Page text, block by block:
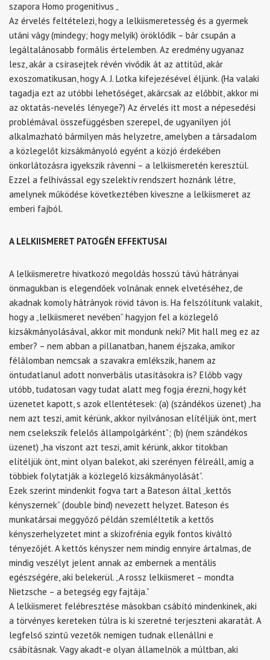
szapora Homo progenitivus „
Az érvelés feltételezi, hogy a lelkiismeretesség és a gyermek
utáni vágy (mindegy; hogy melyik) öröklődik – bár csupán a
legáltalánosabb formális értelemben. Az eredmény ugyanaz
lesz, akár a csírasejtek révén vivődik át az attitűd, akár
exoszomatikusan, hogy A. J. Lotka kifejezésével éljünk. (Ha valaki
tagadja ezt az utóbbi lehetőséget, akárcsak az előbbit, akkor mi
az oktatás-nevelés lényege?) Az érvelés itt most a népesedési
problémával összefüggésben szerepel, de ugyanilyen jól
alkalmazható bármilyen más helyzetre, amelyben a társadalom
a közlegelőt kizsákmányoló egyént a közjó érdekében
önkorlátozásra igyekszik rávenni – a lelkiismeretén keresztül.
Ezzel a felhívással egy szelektív rendszert hoznánk létre,
amelynek működése következtében kiveszne a lelkiismeret az
emberi fajból.
A LELKIISMERET PATOGÉN EFFEKTUSAI
A lelkiismeretre hivatkozó megoldás hosszú távú hátrányai
önmagukban is elegendőek volnának ennek elvetéséhez, de
akadnak komoly hátrányok rövid távon is. Ha felszólítunk valakit,
hogy a „lelkiismeret nevében” hagyjon fel a közlegelő
kizsákmányolásával, akkor mit mondunk neki? Mit hall meg ez az
ember? – nem abban a pillanatban, hanem éjszaka, amikor
félálomban nemcsak a szavakra emlékszik, hanem az
öntudatlanul adott nonverbális utasításokra is? Előbb vagy
utóbb, tudatosan vagy tudat alatt meg fogja érezni, hogy két
üzenetet kapott, s azok ellentétesek: (a) (szándékos üzenet) „ha
nem azt teszi, amit kérünk, akkor nyilvánosan elítéljük önt, mert
nem cselekszik felelős állampolgárként”; (b) (nem szándékos
üzenet) „ha viszont azt teszi, amit kérünk, akkor titokban
elítéljük önt, mint olyan balekot, aki szerényen félreáll, amíg a
többiek folytatják a közlegelő kizsákmányolását”.
Ezek szerint mindenkit fogva tart a Bateson által „kettős
kényszernek” (double bind) nevezett helyzet. Bateson és
munkatársai meggyőző példán szemléltetik a kettős
kényszerhelyzetet mint a skizofrénia egyik fontos kiváltó
tényezőjét. A kettős kényszer nem mindig ennyire ártalmas, de
mindig veszélyt jelent annak az embernek a mentális
egészségére, aki belekerül. „A rossz lelkiismeret – mondta
Nietzsche – a betegség egy fajtája.”
A lelkiismeret felébresztése másokban csábító mindenkinek, aki
a törvényes kereteken túlra is ki szeretné terjeszteni akaratát. A
legfelső szintű vezetők nemigen tudnak ellenállni e
csábításnak. Vagy akadt-e olyan államelnök a múltban, aki